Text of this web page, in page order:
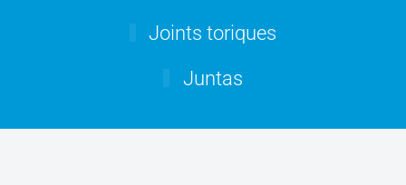
Joints toriques
Juntas